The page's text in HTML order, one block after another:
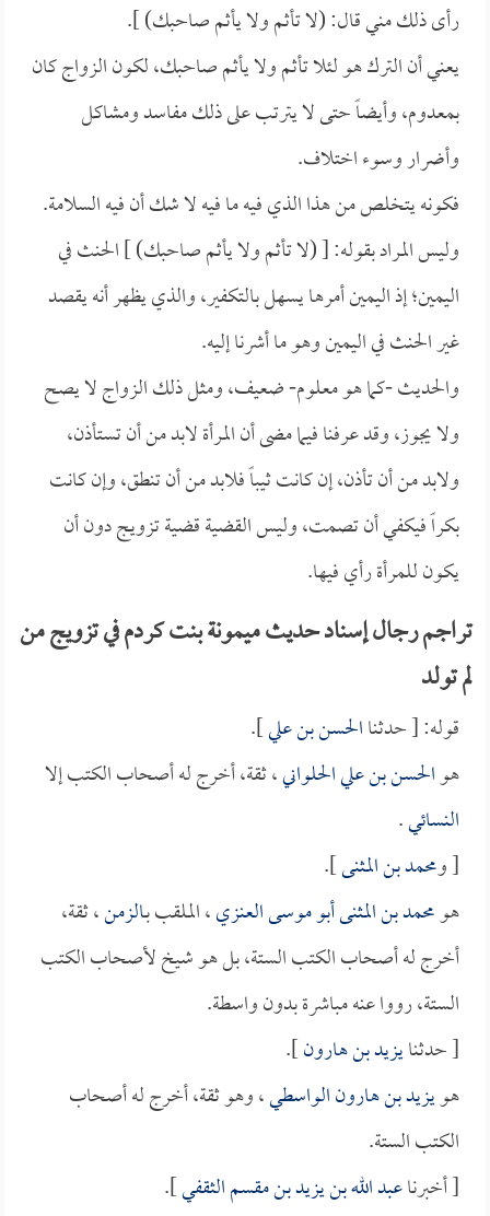
رأى ذلك مني قال: (لا تأثم ولا يأثم صاحبك) ].
يعني أن الترك هو لئلا تأثم ولا يأثم صاحبك، لكون الزواج كان
بمعدوم، وأيضاً حتى لا يترتب على ذلك مفاسد ومشاكل
وأضرار وسوء اختلاف.
فكونه يتخلص من هذا الذي فيه ما فيه لا شك أن فيه السلامة.
وليس المراد بقوله: [ (لا تأثم ولا يأثم صاحبك) ] الحنث في
اليمين؛ إذ اليمين أمرها يسهل بالتكفير، والذي يظهر أنه يقصد
غير الحنث في اليمين وهو ما أشرنا إليه.
والحديث -كما هو معلوم- ضعيف، ومثل ذلك الزواج لا يصح
ولا يجوز، وقد عرفنا فيما مضى أن المرأة لابد من أن تستأذن،
ولابد من أن تأذن، إن كانت ثيباً فلابد من أن تنطق، وإن كانت
بكراً فيكفي أن تصمت، وليس القضية قضية تزويج دون أن
يكون للمرأة رأي فيها.
تراجم رجال إسناد حديث ميمونة بنت كردم في تزويج من
لم تولد
قوله: [ حدثناالحسن بن علي].
هوالحسن بن علي الحلواني، ثقة، أخرج له أصحاب الكتب إلا
النسائي.
[ ومحمد بن المثنى].
هومحمد بن المثنى أبو موسى العنزي، الملقب بـالزمن، ثقة،
أخرج له أصحاب الكتب الستة، بل هو شيخ لأصحاب الكتب
الستة، رووا عنه مباشرة بدون واسطة.
[ حدثنايزيد بن هارون].
هويزيد بن هارون الواسطي، وهو ثقة، أخرج له أصحاب
الكتب الستة.
[ أخبرناعبد الله بن يزيد بن مقسم الثقفي].